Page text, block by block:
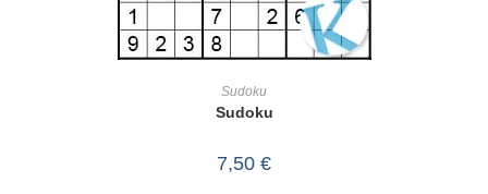
Sudoku
Sudoku
7,50 €